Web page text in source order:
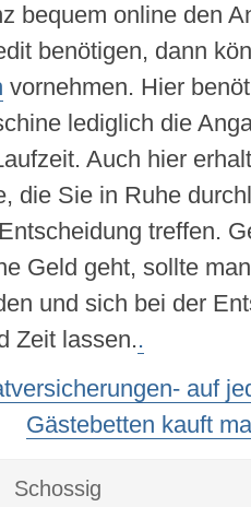
bequem online den
benötigen, dann
vornehmen. Hier
lediglich die
Auch hier
die Sie in Ruhe
treffen.
Geld geht, sollte
und sich bei der
Zeit lassen..
auf
Gästebetten kauft
Schossig